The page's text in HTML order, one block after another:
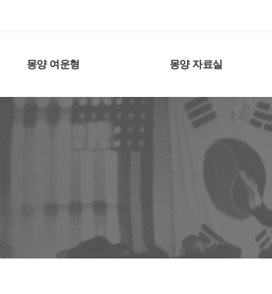
몽양 여운형 몽양 자료실